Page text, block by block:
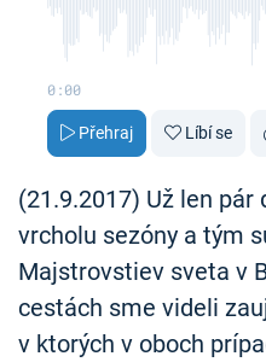
0:00
Přehraj Líbí se
(21.9.2017) Už len
vrcholu sezóny a tým
Majstrovstiev sveta v
cestách sme videli
v ktorých v oboch